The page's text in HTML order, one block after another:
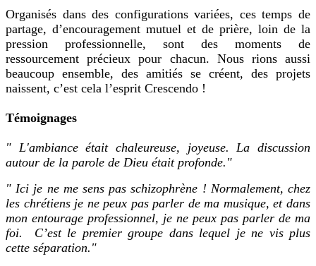
Organisés dans des configurations variées, ces temps de
partage, d’encouragement mutuel et de prière, loin de la
pression professionnelle, sont des moments de
ressourcement précieux pour chacun. Nous rions aussi
beaucoup ensemble, des amitiés se créent, des projets
naissent, c’est cela l’esprit Crescendo !
Témoignages
" L'ambiance était chaleureuse, joyeuse. La discussion
autour de la parole de Dieu était profonde."
" Ici je ne me sens pas schizophrène ! Normalement, chez
les chrétiens je ne peux pas parler de ma musique, et dans
mon entourage professionnel, je ne peux pas parler de ma
foi. C’est le premier groupe dans lequel je ne vis plus
cette séparation."